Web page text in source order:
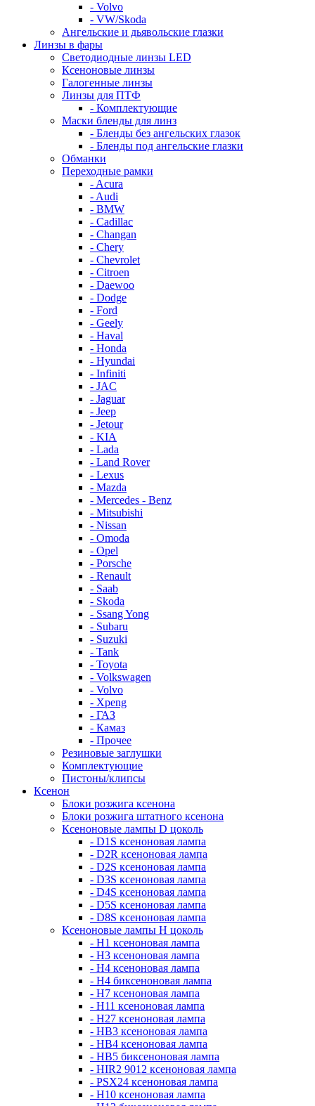
- Volvo
- VW/Skoda
Ангельские и дьявольские глазки
Линзы в фары
Светодиодные линзы LED
Ксеноновые линзы
Галогенные линзы
Линзы для ПТФ
- Комплектующие
Маски бленды для линз
- Бленды без ангельских глазок
- Бленды под ангельские глазки
Обманки
Переходные рамки
- Acura
- Audi
- BMW
- Cadillac
- Changan
- Chery
- Chevrolet
- Citroen
- Daewoo
- Dodge
- Ford
- Geely
- Haval
- Honda
- Hyundai
- Infiniti
- JAC
- Jaguar
- Jeep
- Jetour
- KIA
- Lada
- Land Rover
- Lexus
- Mazda
- Mercedes - Benz
- Mitsubishi
- Nissan
- Omoda
- Opel
- Porsche
- Renault
- Saab
- Skoda
- Ssang Yong
- Subaru
- Suzuki
- Tank
- Toyota
- Volkswagen
- Volvo
- Xpeng
- ГАЗ
- Камаз
- Прочее
Резиновые заглушки
Комплектующие
Пистоны/клипсы
Ксенон
Блоки розжига ксенона
Блоки розжига штатного ксенона
Ксеноновые лампы D цоколь
- D1S ксеноновая лампа
- D2R ксеноновая лампа
- D2S ксеноновая лампа
- D3S ксеноновая лампа
- D4S ксеноновая лампа
- D5S ксеноновая лампа
- D8S ксеноновая лампа
Ксеноновые лампы Н цоколь
- H1 ксеноновая лампа
- H3 ксеноновая лампа
- H4 ксеноновая лампа
- H4 биксеноновая лампа
- H7 ксеноновая лампа
- H11 ксеноновая лампа
- H27 ксеноновая лампа
- HB3 ксеноновая лампа
- HB4 ксеноновая лампа
- HB5 биксеноновая лампа
- HIR2 9012 ксеноновая лампа
- PSX24 ксеноновая лампа
- H10 ксеноновая лампа